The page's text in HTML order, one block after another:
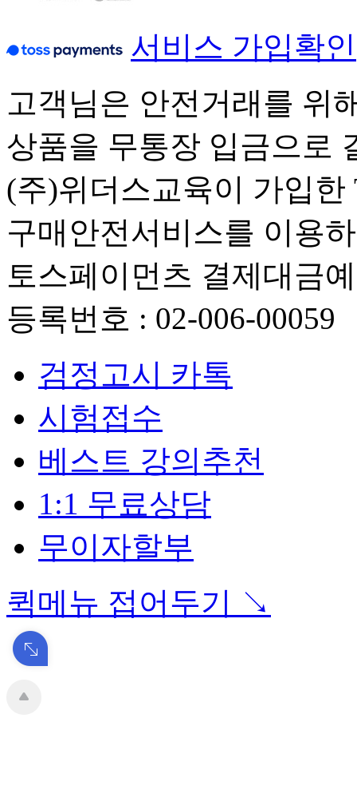
서비스 가입확인
고객님은 안전거래를 위
상품을 무통장 입금으로
(주)위더스교육이 가입한
구매안전서비스를 이용
토스페이먼츠 결제대금
등록번호 : 02-006-00059
검정고시 카톡
시험접수
베스트 강의추천
1:1 무료상담
무이자할부
퀵메뉴 접어두기 ↘